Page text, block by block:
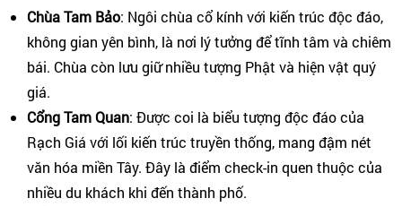
Chùa Tam Bảo: Ngôi chùa cổ kính với kiến trúc độc đáo,
không gian yên bình, là nơi lý tưởng để tĩnh tâm và chiêm
bái. Chùa còn lưu giữ nhiều tượng Phật và hiện vật quý
giá.
Cổng Tam Quan: Được coi là biểu tượng độc đáo của
Rạch Giá với lối kiến trúc truyền thống, mang đậm nét
văn hóa miền Tây. Đây là điểm check-in quen thuộc của
nhiều du khách khi đến thành phố.